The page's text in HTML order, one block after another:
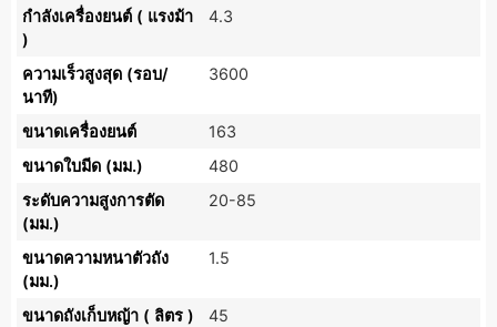
กำลังเครื่องยนต์ ( แรงม้า
)
4.3
ความเร็วสูงสุด (รอบ/
นาที)
3600
ขนาดเครื่องยนต์
163
ขนาดใบมีด (มม.)
480
ระดับความสูงการตัด
(มม.)
20-85
ขนาดความหนาตัวถัง
(มม.)
1.5
ขนาดถังเก็บหญ้า ( ลิตร )
45